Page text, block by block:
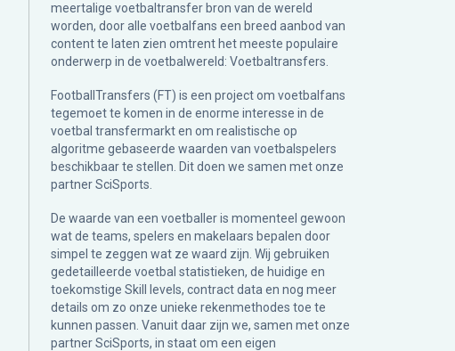
meertalige voetbaltransfer bron van de wereld
worden, door alle voetbalfans een breed aanbod van
content te laten zien omtrent het meeste populaire
onderwerp in de voetbalwereld: Voetbaltransfers.
FootballTransfers (FT) is een project om voetbalfans
tegemoet te komen in de enorme interesse in de
voetbal transfermarkt en om realistische op
algoritme gebaseerde waarden van voetbalspelers
beschikbaar te stellen. Dit doen we samen met onze
partnerSciSports
De waarde van een voetballer is momenteel gewoon
wat de teams, spelers en makelaars bepalen door
simpel te zeggen wat ze waard zijn. Wij gebruiken
gedetailleerde voetbal statistieken, de huidige en
toekomstige Skill levels, contract data en nog meer
details om zo onze unieke rekenmethodes toe te
kunnen passen. Vanuit daar zijn we, samen met onze
partner SciSports, in staat om een eigen